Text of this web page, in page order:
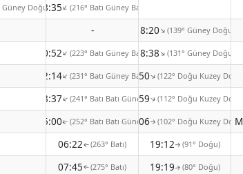
Güney Doğu)23:35↑(216° Batı Güney Batı)
- 18:20↑(139° Güney Doğu)
00:52↑(223° Batı Güney Batı)18:38↑(131° Güney Doğu)
02:14↑(231° Batı Güney Batı)
18:50↑(122° Doğu Kuzey Doğu)
03:37↑(241° Batı Batı Güney)
18:59↑(112° Doğu Kuzey Doğu)
05:00↑(252° Batı Batı Güney)
19:06↑(102° Doğu Kuzey
06:22↑(263° Batı) 19:12↑ (91° Doğu)
07:45↑(275° Batı) 19:19↑(80° Doğu)